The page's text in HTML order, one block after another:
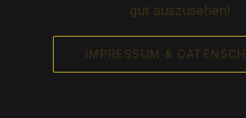
gut auszusehen!
IMPRESSUM &